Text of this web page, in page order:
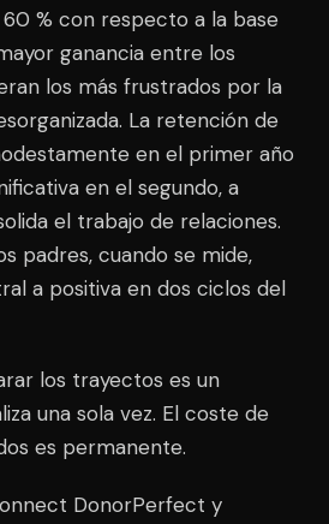
% con respecto a la base
ganancia entre los
los más frustrados por la
La retención de
en el primer año
en el segundo, a
el trabajo de relaciones.
padres, cuando se mide,
a positiva en dos ciclos del
los trayectos es un
una sola vez. El coste de
es permanente.
DonorPerfect y